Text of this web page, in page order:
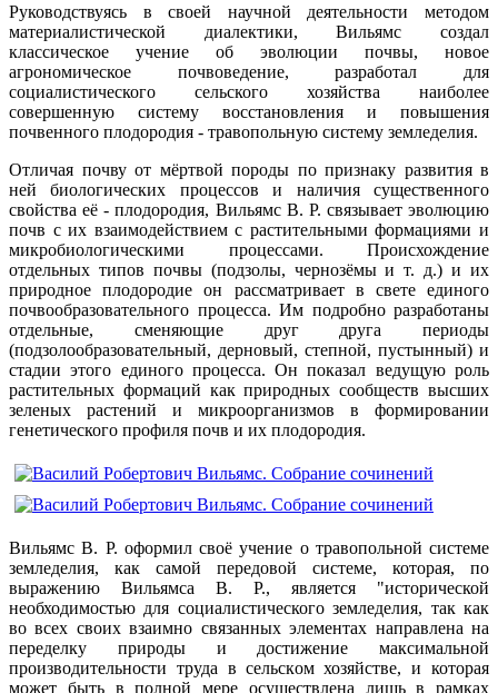
Руководствуясь в своей научной деятельности методом
материалистической диалектики, Вильямс создал
классическое учение об эволюции почвы, новое
агрономическое почвоведение, разработал для
социалистического сельского хозяйства наиболее
совершенную систему восстановления и повышения
почвенного плодородия - травопольную систему земледелия.
Отличая почву от мёртвой породы по признаку развития в
ней биологических процессов и наличия существенного
свойства её - плодородия, Вильямс В. Р. связывает эволюцию
почв с их взаимодействием с растительными формациями и
микробиологическими процессами. Происхождение
отдельных типов почвы (подзолы, чернозёмы и т. д.) и их
природное плодородие он рассматривает в свете единого
почвообразовательного процесса. Им подробно разработаны
отдельные, сменяющие друг друга периоды
(подзолообразовательный, дерновый, степной, пустынный) и
стадии этого единого процесса. Он показал ведущую роль
растительных формаций как природных сообществ высших
зеленых растений и микроорганизмов в формировании
генетического профиля почв и их плодородия.
Вильямс В. Р. оформил своё учение о травопольной системе
земледелия, как самой передовой системе, которая, по
выражению Вильямса В. Р., является "исторической
необходимостью для социалистического земледелия, так как
во всех своих взаимно связанных элементах направлена на
переделку природы и достижение максимальной
производительности труда в сельском хозяйстве, и которая
может быть в полной мере осуществлена лишь в рамках